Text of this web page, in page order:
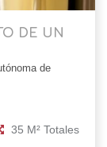
DE UN
de
35 M² Totales